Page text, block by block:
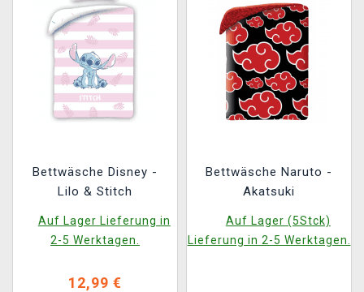
Bettwäsche Disney -
Lilo & Stitch
Auf Lager Lieferung in
2-5 Werktagen.
12,99 €
Bettwäsche Naruto -
Akatsuki
Auf Lager (5Stck)
Lieferung in 2-5 Werktagen.